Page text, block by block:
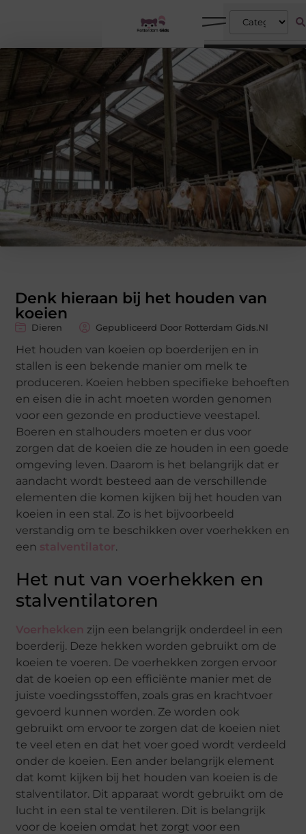
Denk hieraan bij het houden van
koeien
Dieren Gepubliceerd Door Rotterdam Gids.nl
Het houden van koeien op boerderijen en in
stallen is een bekende manier om melk te
produceren. Koeien hebben specifieke behoeften
en eisen die in acht moeten worden genomen
voor een gezonde en productieve veestapel.
Boeren en stalhouders moeten er dus voor
zorgen dat de koeien die ze houden in een goede
omgeving leven. Daarom is het belangrijk dat er
aandacht wordt besteed aan de verschillende
elementen die komen kijken bij het houden van
koeien in een stal. Zo is het bijvoorbeeld
verstandig om te beschikken over voerhekken en
een stalventilator.
Het nut van voerhekken en
stalventilatoren
Voerhekken zijn een belangrijk onderdeel in een
boerderij. Deze hekken worden gebruikt om de
koeien te voeren. De voerhekken zorgen ervoor
dat de koeien op een efficiënte manier met de
juiste voedingsstoffen, zoals gras en krachtvoer
gevoerd kunnen worden. Ze worden ook
gebruikt om ervoor te zorgen dat de koeien niet
te veel eten en dat het voer goed wordt verdeeld
onder de koeien. Een ander belangrijk element
dat komt kijken bij het houden van koeien is de
stalventilator. Dit apparaat wordt gebruikt om de
lucht in een stal te ventileren. Dit is belangrijk
voor de koeien omdat het zorgt voor een